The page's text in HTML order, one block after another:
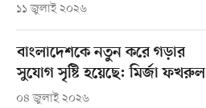
১১ জুলাই ২০২৬
বাংলাদেশকে নতুন করে গড়ার
সুযোগ সৃষ্টি হয়েছে: মির্জা ফখরুল
০৪ জুলাই ২০২৬